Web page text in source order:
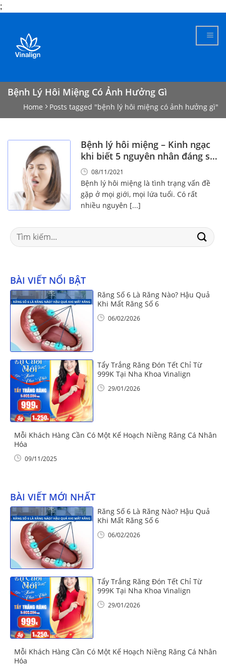
;
content
Bệnh Lý Hôi Miệng Có Ảnh Hưởng Gì
Home Posts tagged "bệnh lý hôi miệng có ảnh hưởng gì"
Bệnh lý hôi miệng – Kinh ngạc
khi biết 5 nguyên nhân đáng sợ
này!08/11/2021
Bệnh lý hôi miệng là tình trạng vấn đề
gặp ở mọi giới, mọi lứa tuổi. Có rất
nhiều nguyên [...]
Search
for:
BÀI VIẾT NỔI BẬT
Răng Số 6 Là Răng Nào? Hậu Quả
Khi Mất Răng Số 6
06/02/2026
Tẩy Trắng Răng Đón Tết Chỉ Từ
999K Tại Nha Khoa Vinalign
29/01/2026
Mỗi Khách Hàng Cần Có Một Kế Hoạch Niềng Răng Cá Nhân
Hóa
09/11/2025
BÀI VIẾT MỚI NHẤT
Răng Số 6 Là Răng Nào? Hậu Quả
Khi Mất Răng Số 6
06/02/2026
Tẩy Trắng Răng Đón Tết Chỉ Từ
999K Tại Nha Khoa Vinalign
29/01/2026
Mỗi Khách Hàng Cần Có Một Kế Hoạch Niềng Răng Cá Nhân
Hóa